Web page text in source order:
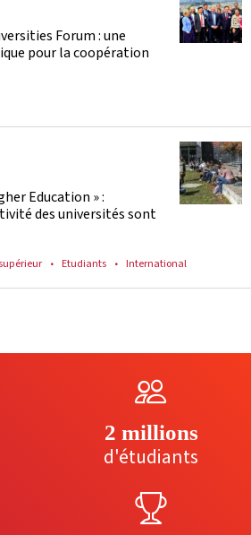
Forum : une
pour la coopération
Education » :
des universités sont
Etudiants International
2 millions
d'étudiants